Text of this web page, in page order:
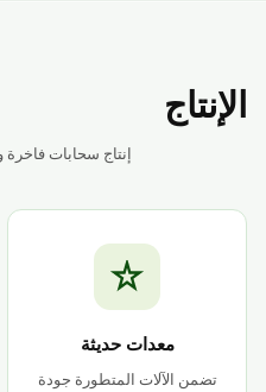
الإنتاج
إنتاج سحابات فاخرة
معدات حديثة
تضمن الآلات المتطورة جودة